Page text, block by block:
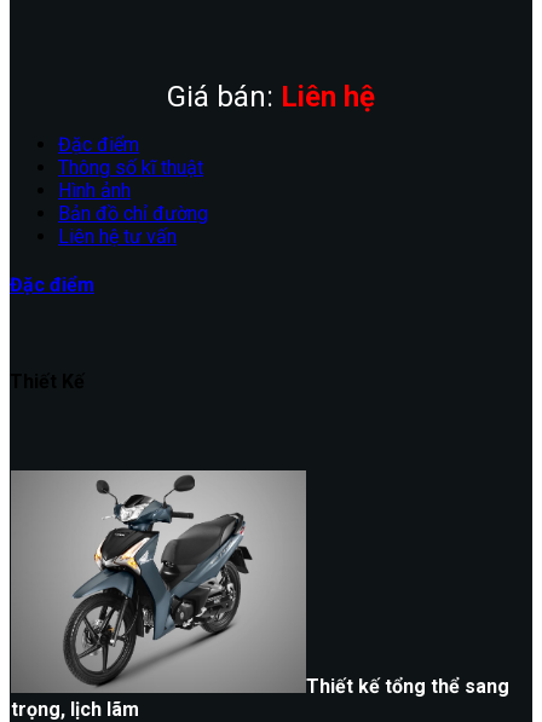
Giá bán: Liên hệ
Đặc điểm
Thông số kĩ thuật
Hình ảnh
Bản đồ chỉ đường
Liên hệ tư vấn
Đặc điểm
Thiết kế tổng thể sang
trọng, lịch lãm